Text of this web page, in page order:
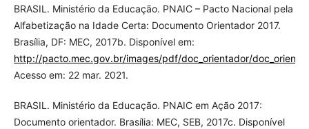
BRASIL. Ministério da Educação. PNAIC – Pacto Nacional pela
Alfabetização na Idade Certa: Documento Orientador 2017.
Brasília, DF: MEC, 2017b. Disponível em:
http://pacto.mec.gov.br/images/pdf/doc_orientador/
Acesso em: 22 mar. 2021.
BRASIL. Ministério da Educação. PNAIC em Ação 2017:
Documento orientador. Brasília: MEC, SEB, 2017c. Disponível